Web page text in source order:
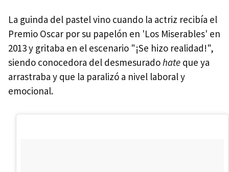
La guinda del pastel vino cuando la actriz recibía el
Premio Oscar por su papelón en 'Los Miserables' en
2013 y gritaba en el escenario "¡Se hizo realidad!",
siendo conocedora del desmesuradohate que ya
arrastraba y que la paralizó a nivel laboral y
emocional.